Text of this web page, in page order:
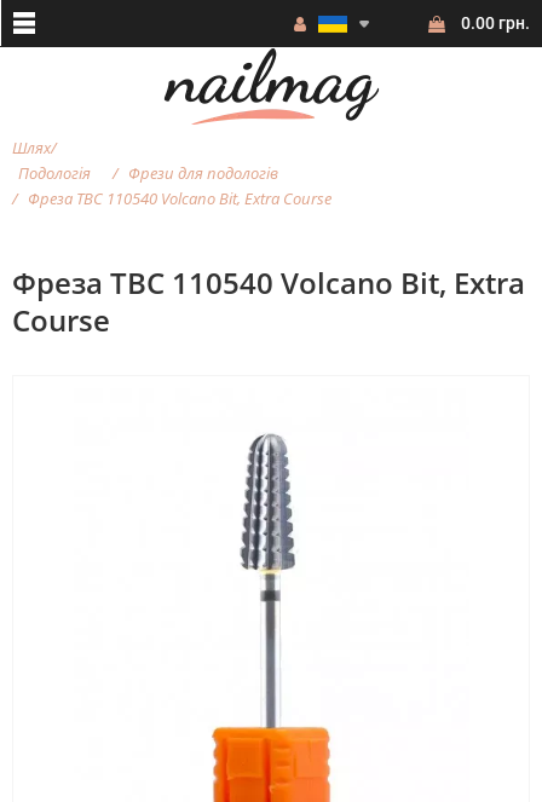
0.00 грн.
Шлях
Подологія
Фрези для подологів
Фреза ТВС 110540 Volcano Bit, Extra Course
Фреза ТВС 110540 Volcano Bit, Extra
Course